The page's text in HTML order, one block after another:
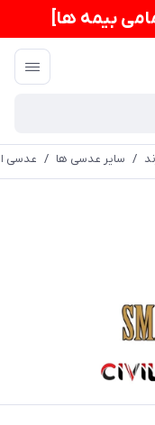
بیمه ها]
/ سایر عدسی ها / عدسی